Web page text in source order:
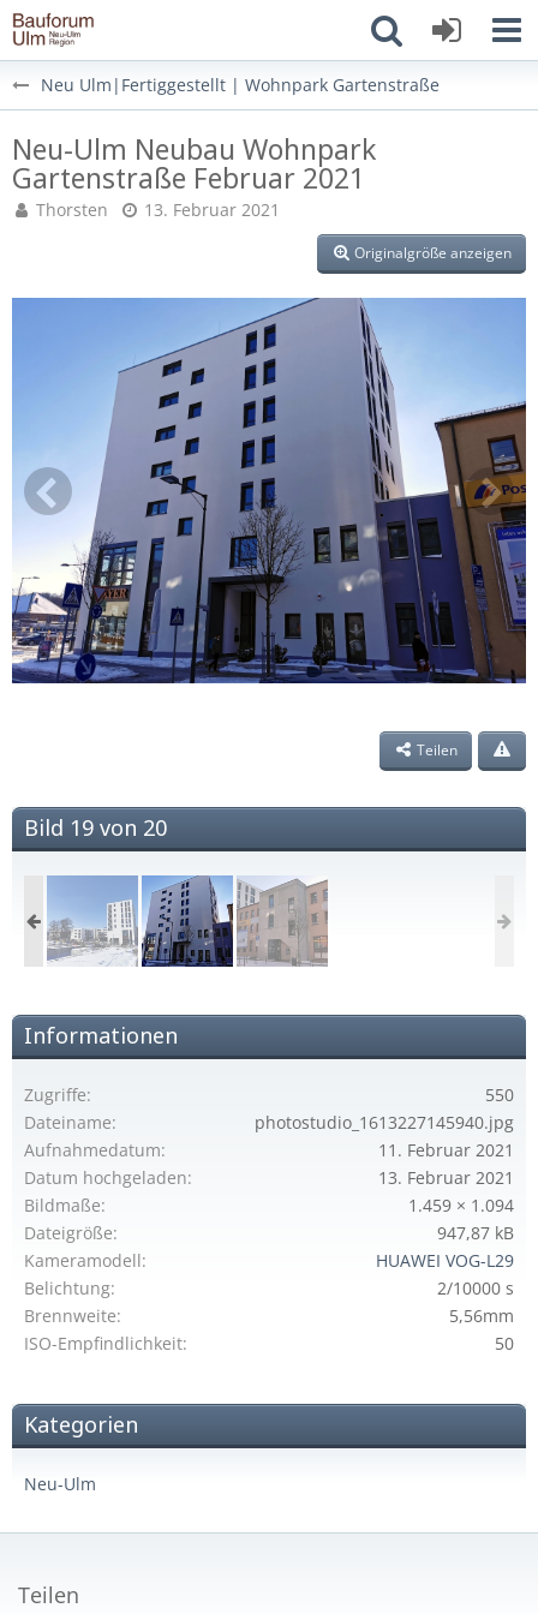
Neu Ulm|Fertiggestellt | Wohnpark Gartenstraße
Neu-Ulm Neubau Wohnpark
Gartenstraße Februar 2021
Thorsten 13. Februar 2021
Originalgröße anzeigen
Teilen
Bild 19 von 20
Informationen
Zugriffe
550
Dateiname
photostudio_1613227145940.jpg
Aufnahmedatum
11. Februar 2021
Datum hochgeladen
13. Februar 2021
Bildmaße
1.459 × 1.094
Dateigröße
947,87 kB
Kameramodell
HUAWEI VOG-L29
Belichtung
2/10000 s
Brennweite
5,56mm
ISO-Empfindlichkeit
50
Kategorien
Neu-Ulm
Teilen